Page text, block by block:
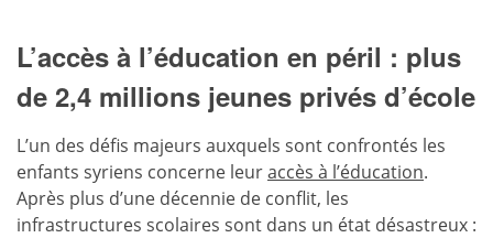
L’accès à l’éducation en péril : plus
de 2,4 millions jeunes privés d’école
L’un des défis majeurs auxquels sont confrontés les
enfants syriens concerne leuraccès à l’éducation.
Après plus d’une décennie de conflit, les
infrastructures scolaires sont dans un état désastreux :